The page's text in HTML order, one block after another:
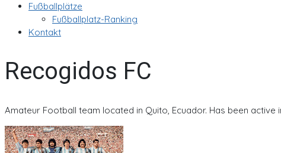
Fußballplätze
Fußballplatz-Ranking
Kontakt
Recogidos FC
Amateur Football team located in Quito, Ecuador. Has been